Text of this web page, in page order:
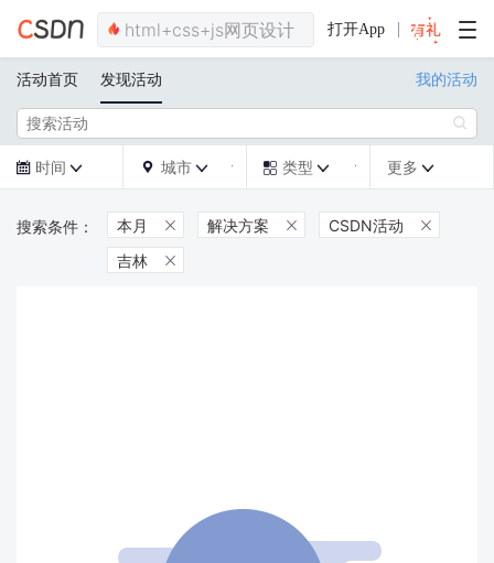
打开App
活动首页 发现活动 我的活动

 时间   城市   类型  更多 
本月  解决方案  CSDN活动 
吉林 